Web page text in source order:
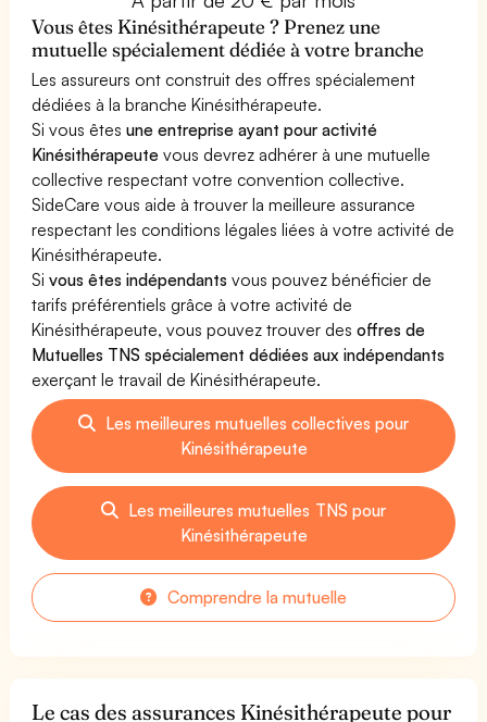
Vous êtes Kinésithérapeute ? Prenez une
mutuelle spécialement dédiée à votre branche
Les assureurs ont construit des offres spécialement
dédiées à la branche Kinésithérapeute.
Si vous êtesune entreprise ayant pour activité
Kinésithérapeute vous devrez adhérer à une mutuelle
collective respectant votre convention collective.
SideCare vous aide à trouver la meilleure assurance
respectant les conditions légales liées à votre activité de
Kinésithérapeute.
Sivous êtes indépendants vous pouvez bénéficier de
tarifs préférentiels grâce à votre activité de
Kinésithérapeute, vous pouvez trouver desoffres de
Mutuelles TNS spécialement dédiées aux indépendants
exerçant le travail de Kinésithérapeute.
Les meilleures mutuelles collectives pour
Kinésithérapeute
Les meilleures mutuelles TNS pour
Kinésithérapeute
Comprendre la mutuelle
Le cas des assurances Kinésithérapeute pour